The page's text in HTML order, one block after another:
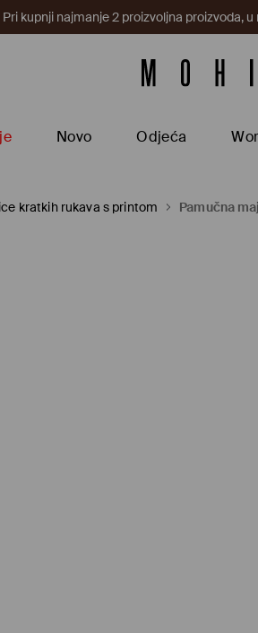
kupnji najmanje 2 proizvoljna proizvoda,
Novo Odjeća
kratkih rukava s printom Pamučna